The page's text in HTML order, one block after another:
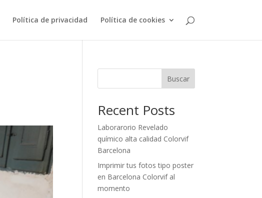
Política de privacidad Política de cookies
Buscar
Recent Posts
Laborarorio Revelado
químico alta calidad Colorvif
Barcelona
Imprimir tus fotos tipo poster
en Barcelona Colorvif al
momento